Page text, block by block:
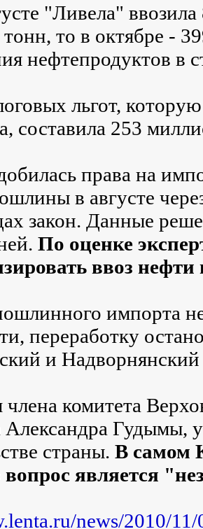
"Ливела"
то в октябре -
нефтепродуктов в
льгот,
составила 253
права на
в августе
закон. Данные
По оценке
ввоз нефти
импорта
переработку
и Надворнянский
комитета
Александра Гудымы,
страны. В самом
вопрос является
news/2010/